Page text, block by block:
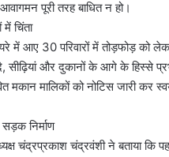
पूरी तरह बाधित न हो।
में चिंता
में आए 30 परिवारों में तोड़फोड़ को
सीढ़ियां और दुकानों के आगे के हिस्से
मकान मालिकों को नोटिस जारी कर
निर्माण
चंद्रप्रकाश चंद्रवंशी ने बताया कि